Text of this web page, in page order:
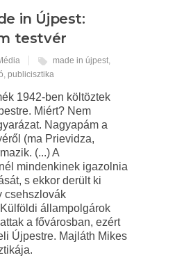
in Újpest:
testvér
made in újpest,
, publicisztika
1942-ben költöztek
Miért? Nem
Nagyapám a
(ma Prievidza,
(...) A
mindenkinek igazolnia
s ekkor derült ki
csehszlovák
állampolgárok
a fővárosban, ezért
Újpestre. Majláth Mikes